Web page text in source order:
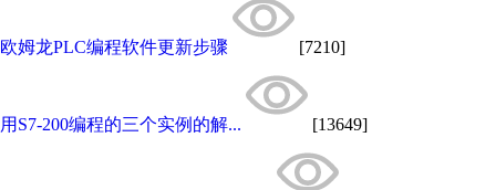
欧姆龙PLC编程软件更新步骤 [7210]
用S7-200编程的三个实例的解... [13649]